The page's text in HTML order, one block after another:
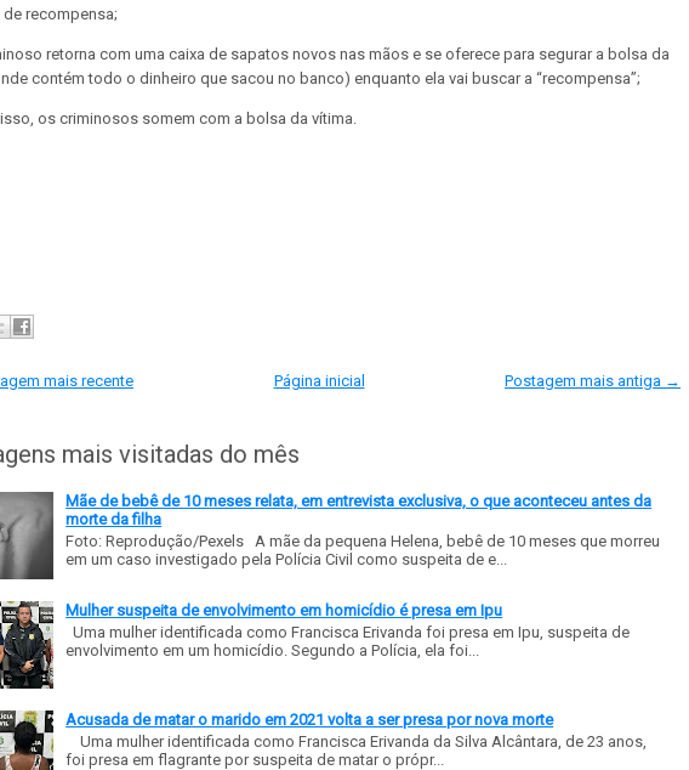
recompensa;
retorna com uma caixa de sapatos novos nas mãos e se oferece para segurar a bolsa da
contém todo o dinheiro que sacou no banco) enquanto ela vai buscar a “recompensa”;
os criminosos somem com a bolsa da vítima.
mais recente Postagem mais antiga →
Página inicial
mais visitadas do mês
Mãe de bebê de 10 meses relata, em entrevista exclusiva, o que aconteceu antes da
morte da filha
Foto: Reprodução/Pexels A mãe da pequena Helena, bebê de 10 meses que morreu
em um caso investigado pela Polícia Civil como suspeita de e...
Mulher suspeita de envolvimento em homicídio é presa em Ipu
Uma mulher identificada como Francisca Erivanda foi presa em Ipu, suspeita de
envolvimento em um homicídio. Segundo a Polícia, ela foi...
Acusada de matar o marido em 2021 volta a ser presa por nova morte
Uma mulher identificada como Francisca Erivanda da Silva Alcântara, de 23 anos,
foi presa em flagrante por suspeita de matar o própr...